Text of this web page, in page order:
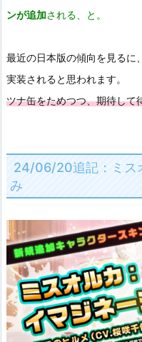
ンが追加される、と。
最近の日本版の傾向を見るに
実装されると思われます。
ツナ缶をためつつ、期待して
24/06/20追記：ミス
み